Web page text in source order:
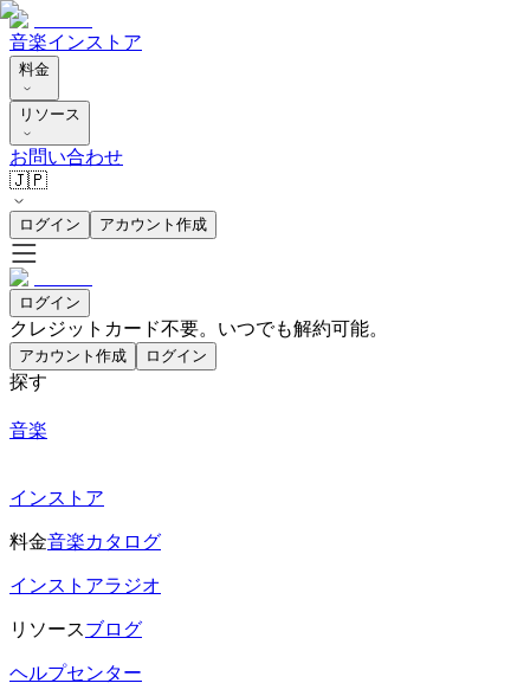
音楽インストア
料金
リソース
お問い合わせ
🇯🇵
ログイン アカウント作成
ログイン
クレジットカード不要。いつでも解約可能。
アカウント作成 ログイン
探す
音楽
インストア
料金音楽カタログ
インストアラジオ
リソースブログ
ヘルプセンター